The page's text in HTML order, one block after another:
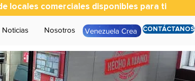
locales comerciales disponibles para ti
Noticias Nosotros Venezuela Crea CONTÁCTANOS